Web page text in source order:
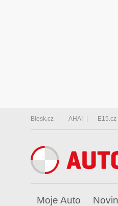
Blesk.cz AHA! E15.cz
Moje Auto